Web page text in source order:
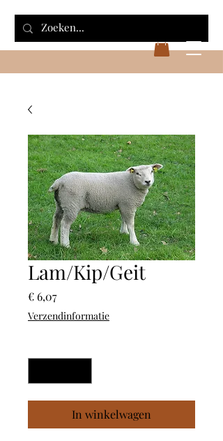
Lam/Kip/Geit
€ 6,07Prijs
Verzendinformatie
In winkelwagen